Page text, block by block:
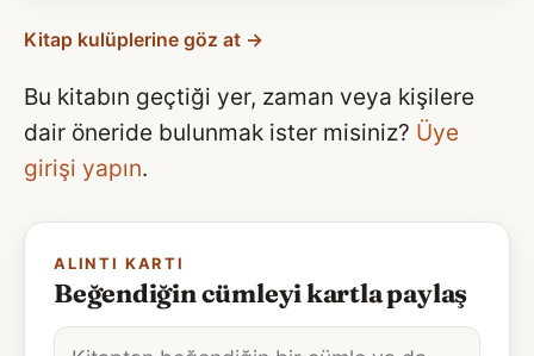
Kitap kulüplerine göz at →
Bu kitabın geçtiği yer, zaman veya kişilere
dair öneride bulunmak ister misiniz? Üye
girişi yapın.
ALINTI KARTI
Beğendiğin cümleyi kartla paylaş
Alıntı